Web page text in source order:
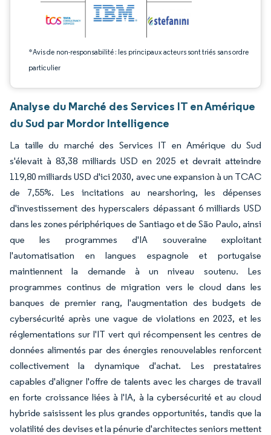
*Avis de non-responsabilité : les principaux acteurs sont triés sans ordre
particulier
Analyse du Marché des Services IT en Amérique
du Sud par Mordor Intelligence
La taille du marché des Services IT en Amérique du Sud
s'élevait à 83,38 milliards USD en 2025 et devrait atteindre
119,80 milliards USD d'ici 2030, avec une expansion à un TCAC
de 7,55%. Les incitations au nearshoring, les dépenses
d'investissement des hyperscalers dépassant 6 milliards USD
dans les zones périphériques de Santiago et de São Paulo, ainsi
que les programmes d'IA souveraine exploitant
l'automatisation en langues espagnole et portugaise
maintiennent la demande à un niveau soutenu. Les
programmes continus de migration vers le cloud dans les
banques de premier rang, l'augmentation des budgets de
cybersécurité après une vague de violations en 2023, et les
réglementations sur l'IT vert qui récompensent les centres de
données alimentés par des énergies renouvelables renforcent
collectivement la dynamique d'achat. Les prestataires
capables d'aligner l'offre de talents avec les charges de travail
en forte croissance liées à l'IA, à la cybersécurité et au cloud
hybride saisissent les plus grandes opportunités, tandis que la
volatilité des devises et la pénurie d'architectes seniors mettent